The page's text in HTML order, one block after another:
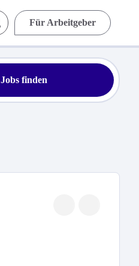
Für Arbeitgeber
Jobs finden